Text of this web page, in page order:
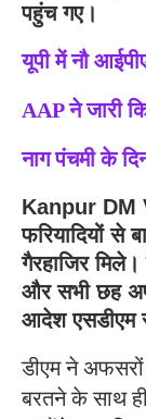
पहुंच गए।
यूपी में नौ
AAP ने जारी
नाग पंचमी के
Kanpur DM
फरियादियों से
गैरहाजिर
और सभी छह
आदेश एसडीएम
डीएम ने अफसरों
बरतने के साथ ही